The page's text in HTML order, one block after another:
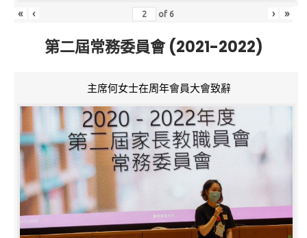
« ‹ of 6 › »
第二屆常務委員會 (2021-2022)
主席何女士在周年會員大會致辭